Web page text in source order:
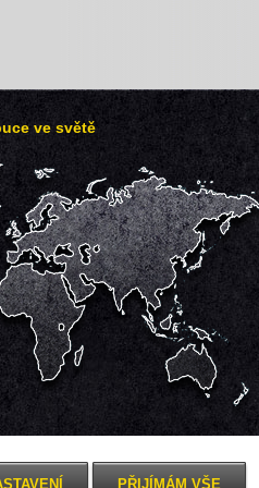
ve světě
Zobrazení pro mobil
PŘIJÍMÁM VŠE